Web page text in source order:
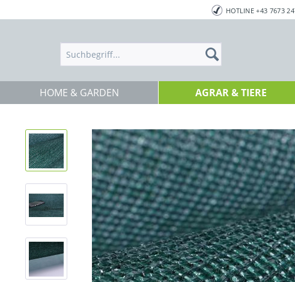
HOTLINE +43 7673
HOME & GARDEN AGRAR & TIERE